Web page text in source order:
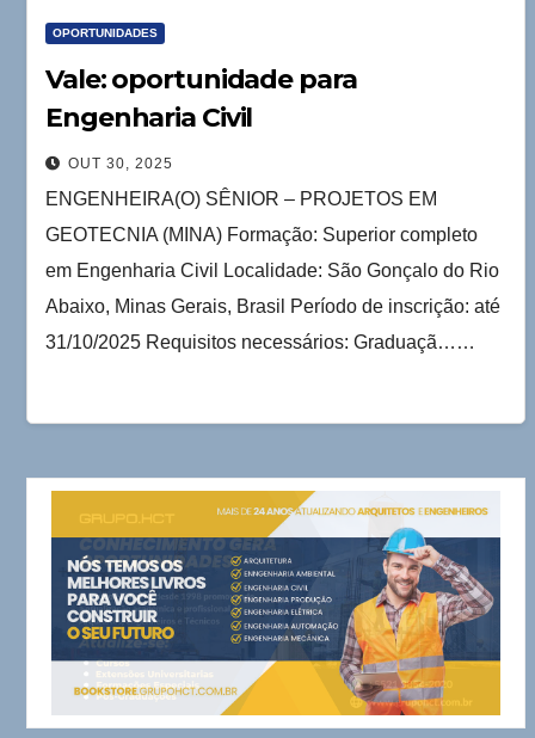
OPORTUNIDADES
Vale: oportunidade para
Engenharia Civil
OUT 30, 2025
ENGENHEIRA(O) SÊNIOR – PROJETOS EM
GEOTECNIA (MINA) Formação: Superior completo
em Engenharia Civil Localidade: São Gonçalo do Rio
Abaixo, Minas Gerais, Brasil Período de inscrição: até
31/10/2025 Requisitos necessários: Graduaçã……